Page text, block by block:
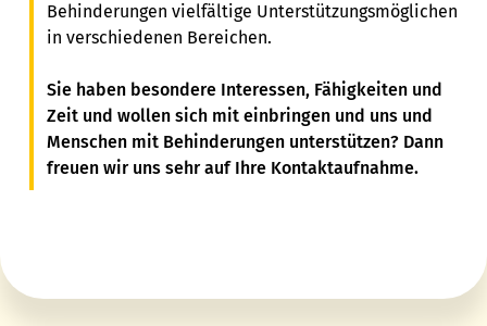
Behinderungen vielfältige Unterstützungsmöglichen
in verschiedenen Bereichen.
Sie haben besondere Interessen, Fähigkeiten und
Zeit und wollen sich mit einbringen und uns und
Menschen mit Behinderungen unterstützen? Dann
freuen wir uns sehr auf Ihre Kontaktaufnahme.